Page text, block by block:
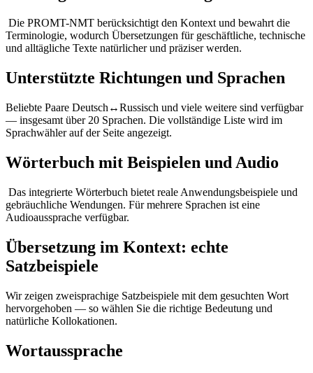
Die PROMT-NMT berücksichtigt den Kontext und bewahrt die
Terminologie, wodurch Übersetzungen für geschäftliche, technische
und alltägliche Texte natürlicher und präziser werden.
Unterstützte Richtungen und Sprachen
Beliebte Paare Deutsch↔Russisch und viele weitere sind verfügbar
— insgesamt über 20 Sprachen. Die vollständige Liste wird im
Sprachwähler auf der Seite angezeigt.
Wörterbuch mit Beispielen und Audio
Das integrierte Wörterbuch bietet reale Anwendungsbeispiele und
gebräuchliche Wendungen. Für mehrere Sprachen ist eine
Audioaussprache verfügbar.
Übersetzung im Kontext: echte
Satzbeispiele
Wir zeigen zweisprachige Satzbeispiele mit dem gesuchten Wort
hervorgehoben — so wählen Sie die richtige Bedeutung und
natürliche Kollokationen.
Wortaussprache